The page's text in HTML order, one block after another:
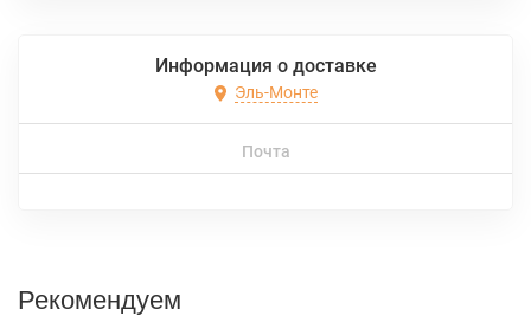
Информация о доставке
Эль-Монте
Почта
Рекомендуем